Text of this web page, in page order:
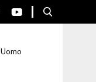
Uomo